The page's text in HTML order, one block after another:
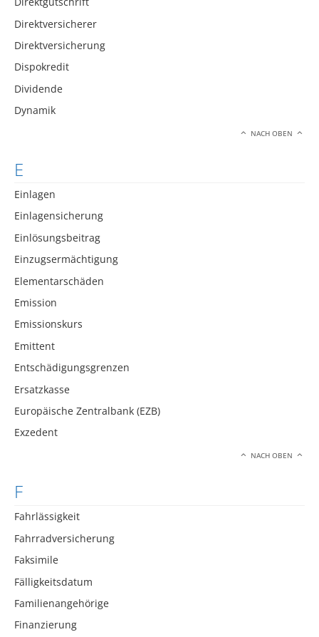
Direktversicherer
Direktversicherung
Dispokredit
Dividende
Dynamik
NACH OBEN
E
Einlagen
Einlagensicherung
Einlösungsbeitrag
Einzugsermächtigung
Elementarschäden
Emission
Emissionskurs
Emittent
Entschädigungsgrenzen
Ersatzkasse
Europäische Zentralbank (EZB)
Exzedent
NACH OBEN
F
Fahrlässigkeit
Fahrradversicherung
Faksimile
Fälligkeitsdatum
Familienangehörige
Finanzierung